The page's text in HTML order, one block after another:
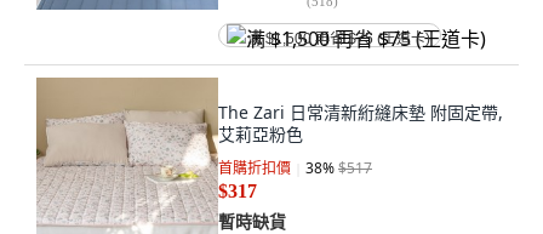
满 $1,500 再省 $75 (王道卡)
The Zari 日常清新絎縫床墊 附固定帶,
艾莉亞粉色
首購折扣價 38%$517
$317
暫時缺貨